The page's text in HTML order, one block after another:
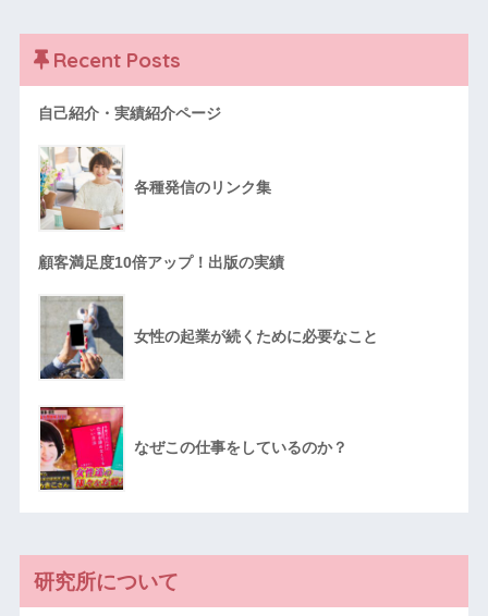
Recent Posts
自己紹介・実績紹介ページ
各種発信のリンク集
顧客満足度10倍アップ！出版の実績
女性の起業が続くために必要なこと
なぜこの仕事をしているのか？
研究所について